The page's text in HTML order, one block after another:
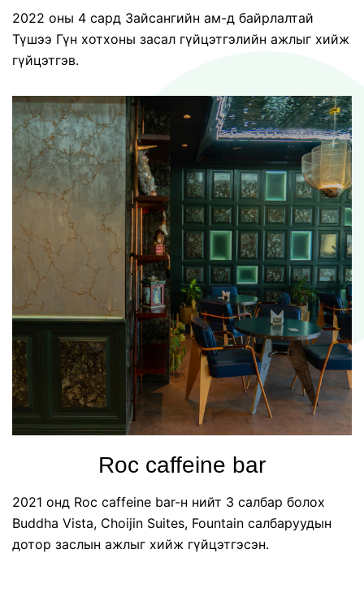
2022 оны 4 сард Зайсангийн ам-д байрлалтай
Түшээ Гүн хотхоны засал гүйцэтгэлийн ажлыг хийж
гүйцэтгэв.
Roc caffeine bar
2021 онд Roc caffeine bar-н нийт 3 салбар болох
Buddha Vista, Choijin Suites, Fountain салбаруудын
дотор заслын ажлыг хийж гүйцэтгэсэн.